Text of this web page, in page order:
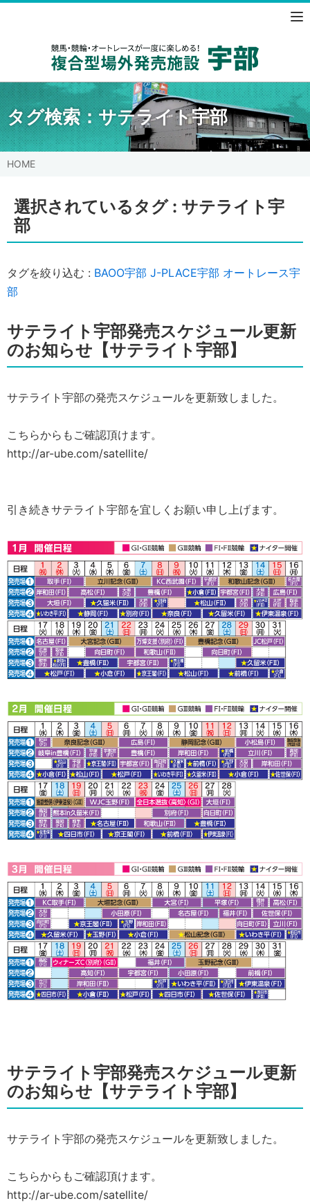
タグ検索：サテライト宇部
HOME
選択されているタグ : サテライト宇
部
タグを絞り込む : BAOO宇部 J-PLACE宇部 オートレース宇
部
サテライト宇部発売スケジュール更新
のお知らせ【サテライト宇部】
サテライト宇部の発売スケジュールを更新致しました。
こちらからもご確認頂けます。
http://ar-ube.com/satellite/
引き続きサテライト宇部を宜しくお願い申し上げます。
サテライト宇部発売スケジュール更新
のお知らせ【サテライト宇部】
サテライト宇部の発売スケジュールを更新致しました。
こちらからもご確認頂けます。
http://ar-ube.com/satellite/